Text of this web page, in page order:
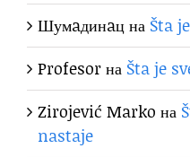
Шумaдинaцна Šta
Profesorна Šta je
Zirojević Marko на
nastaje